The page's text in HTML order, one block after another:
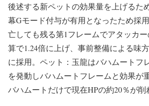
後述する新ペットの効果量を上げるた
幕Gモード付与が有用となったため採
亡しても残る第1フレームでアタッカ
算で1.24倍に上げ、事前整備による味
に採用。ペット：玉龍はバハムートフ
を発動しバハムートフレームと効果が
バハムートだけで現在HPの約20％が削